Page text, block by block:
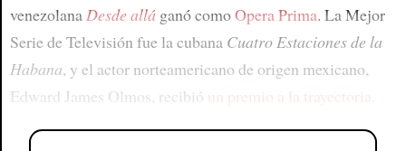
venezolanaDesde alláganó comoOpera Prima. La Mejor
Serie de Televisión fue la cubana Cuatro Estaciones de la
Habana, y el actor norteamericano de origen mexicano,
Edward James Olmos, recibió un premio a la trayectoria